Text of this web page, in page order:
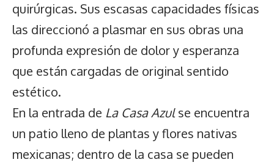
quirúrgicas. Sus escasas capacidades físicas
las direccionó a plasmar en sus obras una
profunda expresión de dolor y esperanza
que están cargadas de original sentido
estético.
En la entrada de La Casa Azulse encuentra
un patio lleno de plantas y flores nativas
mexicanas; dentro de la casa se pueden